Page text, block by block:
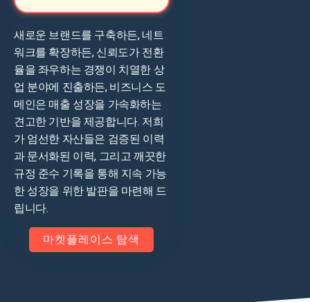
새로운 브랜드를 구축하든, 네트
워크를 확장하든, 신뢰도가 전환
율을 좌우하는 경쟁이 치열한 상
업 분야에 진출하든, 비즈니스 도
메인은 매출 성장을 가속화하는
견고한 기반을 제공합니다. 저희
가 엄선한 자산들은 검증된 이력
과 문서화된 이력, 그리고 깨끗한
규정 준수 기록을 통해 지속 가능
한 성장을 위한 발판을 마련해 드
립니다.
마켓플레이스 탐색